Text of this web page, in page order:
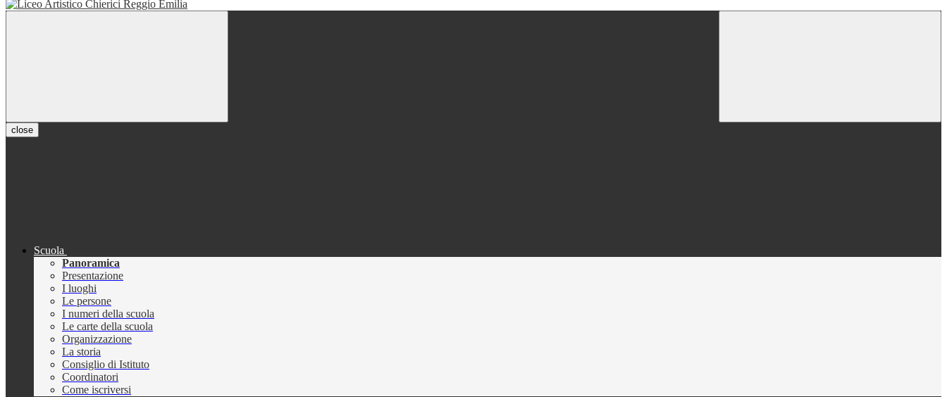
close
Scuola
Panoramica
Presentazione
I luoghi
Le persone
I numeri della scuola
Le carte della scuola
Organizzazione
La storia
Consiglio di Istituto
Coordinatori
Come iscriversi